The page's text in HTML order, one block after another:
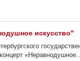
искусство"